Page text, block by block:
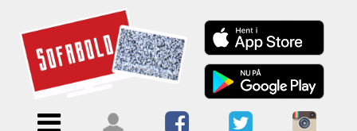
Menu
ForsideKalendere
Om
×